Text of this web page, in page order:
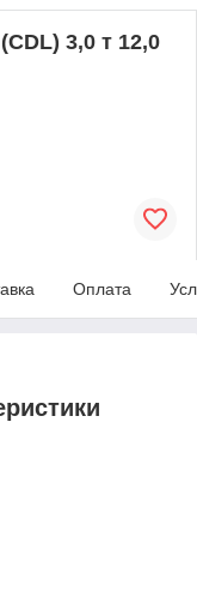
3,0 т 12,0
Оплата